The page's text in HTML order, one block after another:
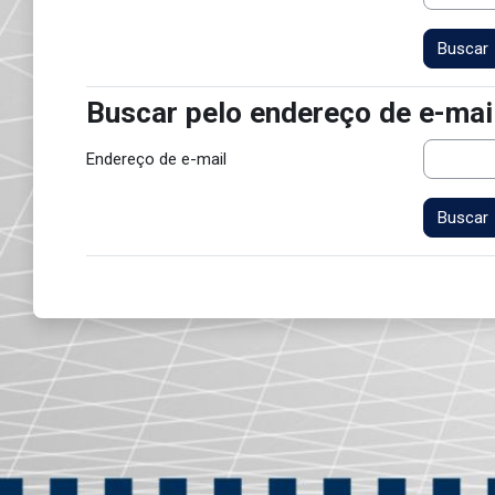
Buscar pelo endereço de e-mail
Buscar pelo endereço de e-
Endereço de e-mail